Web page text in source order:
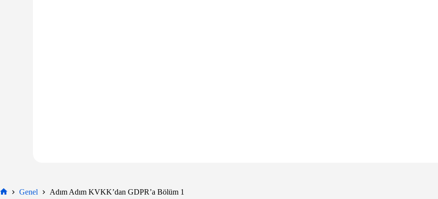
Genel Adım Adım KVKK’dan GDPR’a Bölüm 1